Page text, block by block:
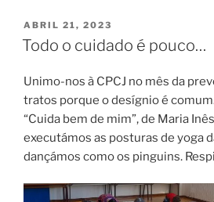
PUBLICADO
EM
ABRIL 21, 2023
Todo o cuidado é pouco…
Unimo-nos à CPCJ no mês da
tratos porque o desígnio é
“Cuida bem de mim”, de Maria
executámos as posturas de yoga
dançámos como os pinguins.